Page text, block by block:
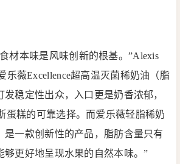
材本味是风味创新的根基。”Alexis
乐薇Excellence超高温灭菌稀奶油（脂
发稳定性出众，入口更是奶香浓郁，
蛋糕的可靠选择。而爱乐薇轻脂稀奶
是一款创新性的产品，脂肪含量只有
够更好地呈现水果的自然本味。”